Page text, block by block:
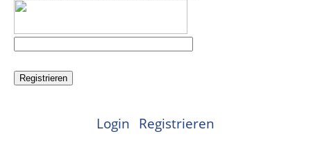
Login Registrieren